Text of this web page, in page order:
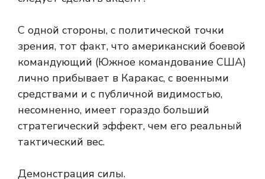
С одной стороны, с политической точки
зрения, тот факт, что американский боевой
командующий (Южное командование США)
лично прибывает в Каракас, с военными
средствами и с публичной видимостью,
несомненно, имеет гораздо больший
стратегический эффект, чем его реальный
тактический вес.
Демонстрация силы.